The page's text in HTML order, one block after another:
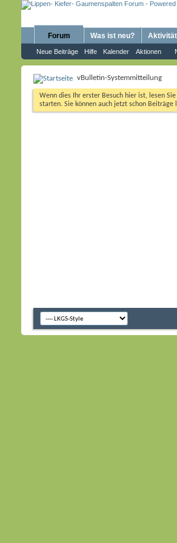
Forum
Neue Beiträge Hilfe Kalender Aktionen
Was ist neu?
vBulletin-Systemmitteilung
Wenn dies Ihr erster Besuch hier ist, lesen
starten. Sie können auch jetzt schon